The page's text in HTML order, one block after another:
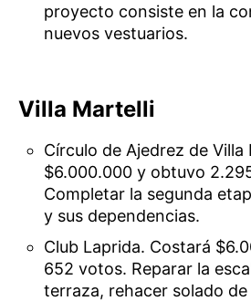
proyecto consiste en la
nuevos vestuarios.
Villa Martelli
Círculo de Ajedrez de
$6.000.000 y obtuvo
Completar la segunda
y sus dependencias.
Club Laprida. Costará
652 votos. Reparar la
terraza, rehacer solado